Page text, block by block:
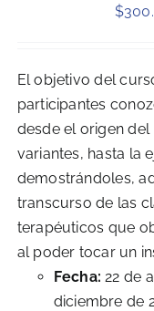
$
El objetivo del
participantes
desde el origen
variantes, hasta la
demostrándoles,
transcurso de las
terapéuticos que
al poder tocar un
Fecha:22 de
diciembre de